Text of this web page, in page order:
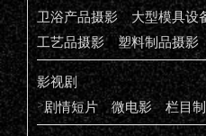
卫浴产品摄影
大型模具设
工艺品摄影
塑料制品摄影
影视剧
>剧情短片 微电影 栏目